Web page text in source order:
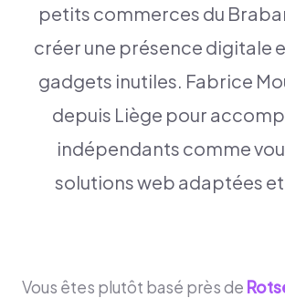
petits commerces du
créer une présence digitale
gadgets inutiles. Fabrice
depuis Liège pour
indépendants comme
solutions web adaptées
Vous êtes plutôt basé près de